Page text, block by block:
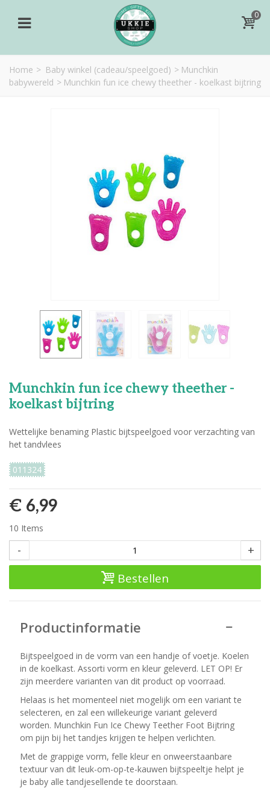
0
Home > Baby winkel (cadeau/speelgoed) > Munchkin
babywereld > Munchkin fun ice chewy theether - koelkast bijtring
Munchkin fun ice chewy theether -
koelkast bijtring
Wettelijke benaming Plastic bijtspeelgoed voor verzachting van
het tandvlees
011324
€ 6,99
10 Items
- +
Bestellen
Productinformatie
Bijtspeelgoed in de vorm van een handje of voetje. Koelen
in de koelkast. Assorti vorm en kleur geleverd. LET OP! Er
zijn meerdere varianten van dit product op voorraad.
Helaas is het momenteel niet mogelijk om een variant te
selecteren, en zal een willekeurige variant geleverd
worden. Munchkin Fun Ice Chewy Teether Foot Bijtring
om pijn bij het tandjes krijgen te helpen verlichten.
Met de grappige vorm, felle kleur en onweerstaanbare
textuur van dit leuk-om-op-te-kauwen bijtspeeltje helpt je
je baby alle tandjesellende te doorstaan.